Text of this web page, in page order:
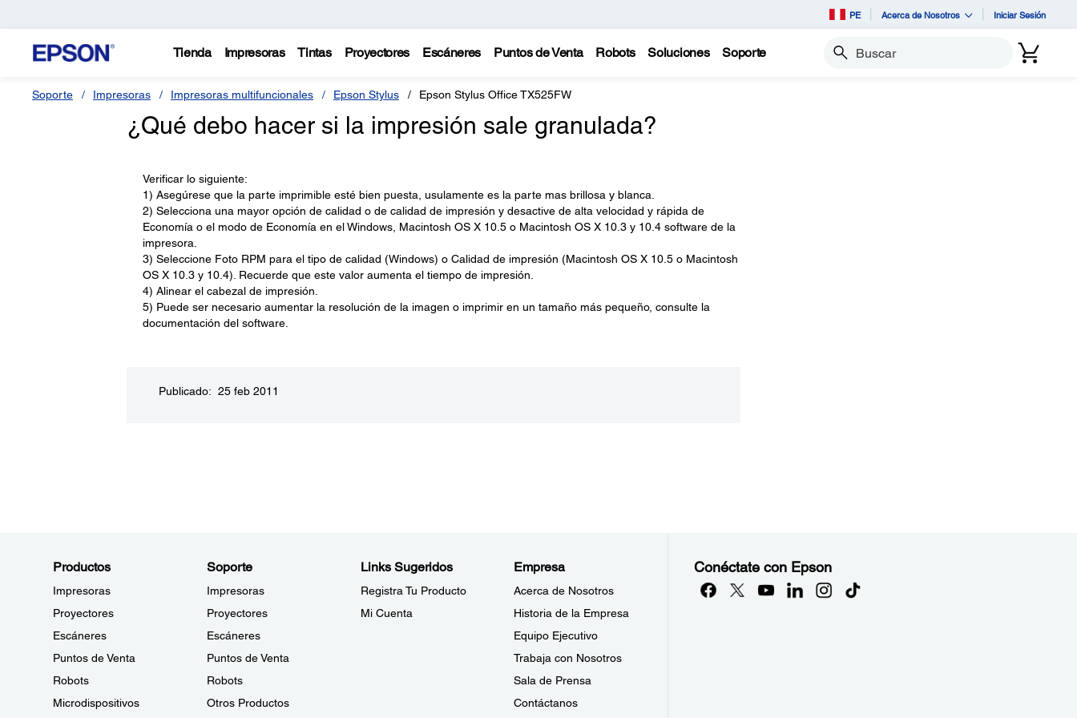
PE Acerca de Nosotros Iniciar Sesión
Tienda Impresoras Tintas Proyectores Escáneres Puntos de Venta Robots Soluciones Soporte Buscar
Soporte Impresoras Impresoras multifuncionales Epson Stylus Epson Stylus Office TX525FW
¿Qué debo hacer si la impresión sale granulada?
Verificar lo siguiente:
1) Asegúrese que la parte imprimible esté bien puesta, usulamente es la parte mas brillosa y blanca.
2) Selecciona una mayor opción de calidad o de calidad de impresión y desactive de alta velocidad y rápida de
Economía o el modo de Economía en el Windows, Macintosh OS X 10.5 o Macintosh OS X 10.3 y 10.4 software de la
impresora.
3) Seleccione Foto RPM para el tipo de calidad (Windows) o Calidad de impresión (Macintosh OS X 10.5 o Macintosh
OS X 10.3 y 10.4). Recuerde que este valor aumenta el tiempo de impresión.
4) Alinear el cabezal de impresión.
5) Puede ser necesario aumentar la resolución de la imagen o imprimir en un tamaño más pequeño, consulte la
documentación del software.
Publicado: 25 feb 2011
Productos
Impresoras
Proyectores
Escáneres
Puntos de Venta
Robots
Microdispositivos
Soporte
Impresoras
Proyectores
Escáneres
Puntos de Venta
Robots
Otros Productos
Links Sugeridos
Registra Tu Producto
Mi Cuenta
Empresa
Acerca de Nosotros
Historia de la Empresa
Equipo Ejecutivo
Trabaja con Nosotros
Sala de Prensa
Contáctanos
Conéctate con Epson